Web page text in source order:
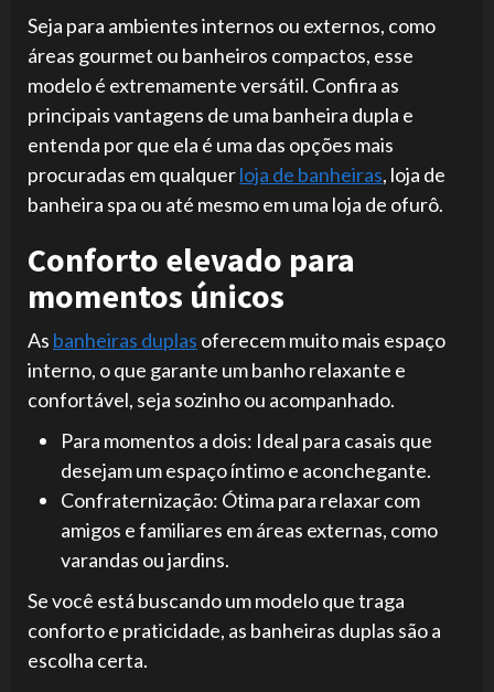
Seja para ambientes internos ou externos, como
áreas gourmet ou banheiros compactos, esse
modelo é extremamente versátil. Confira as
principais vantagens de uma banheira dupla e
entenda por que ela é uma das opções mais
procuradas em qualquerloja de banheiras, loja de
banheira spa ou até mesmo em uma loja de ofurô.
Conforto elevado para
momentos únicos
As banheiras duplas oferecem muito mais espaço
interno, o que garante um banho relaxante e
confortável, seja sozinho ou acompanhado.
Para momentos a dois: Ideal para casais que
desejam um espaço íntimo e aconchegante.
Confraternização: Ótima para relaxar com
amigos e familiares em áreas externas, como
varandas ou jardins.
Se você está buscando um modelo que traga
conforto e praticidade, as banheiras duplas são a
escolha certa.